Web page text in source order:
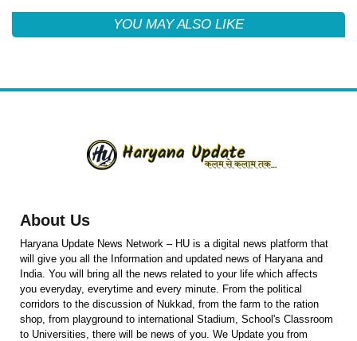
YOU MAY ALSO LIKE
About Us
Haryana Update News Network – HU is a digital news platform that
will give you all the Information and updated news of Haryana and
India. You will bring all the news related to your life which affects
you everyday, everytime and every minute. From the political
corridors to the discussion of Nukkad, from the farm to the ration
shop, from playground to international Stadium, School's Classroom
to Universities, there will be news of you. We Update you from